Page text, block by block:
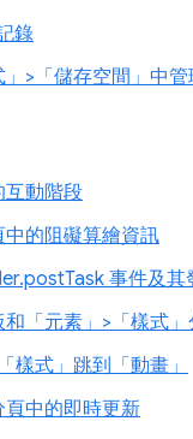
錄
>「儲存空間」中
互動階段
中的阻礙算繪資訊
事件及其
和「元素」>「樣式
樣式」跳到「動畫」
頁中的即時更新